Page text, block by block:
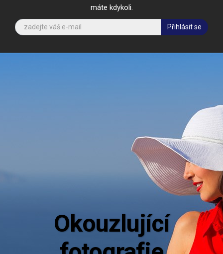
máte kdykoli.
Přihlásit se
Okouzlující
Mějte dokonalý přehled o